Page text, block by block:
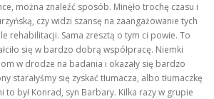
można znaleźć sposób. Minęło trochę czasu i
czy widzi szansę na zaangażowanie tych
rehabilitacji. Sama zresztą o tym ci powie. To
się w bardzo dobrą współpracę. Niemki
w drodze na badania i okazały się bardzo
starałyśmy się zyskać tłumacza, albo tłumaczkę
to był Konrad, syn Barbary. Kilka razy w grupie